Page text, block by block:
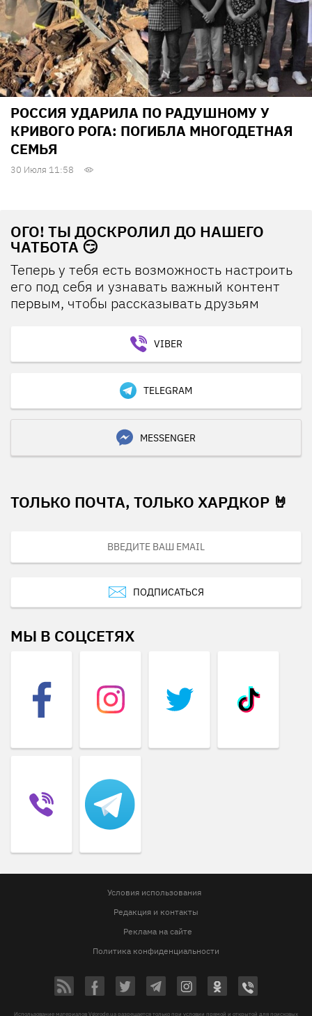
РОССИЯ УДАРИЛА ПО РАДУШНОМУ У
КРИВОГО РОГА: ПОГИБЛА МНОГОДЕТНАЯ
СЕМЬЯ
30 Июля 11:58
ОГО! ТЫ ДОСКРОЛИЛ ДО НАШЕГО
ЧАТБОТА 😏
Теперь у тебя есть возможность настроить
его под себя и узнавать важный контент
первым, чтобы рассказывать друзьям
VIBER
TELEGRAM
MESSENGER
ТОЛЬКО ПОЧТА, ТОЛЬКО ХАРДКОР 🤘
ПОДПИСАТЬСЯ
МЫ В СОЦСЕТЯХ
Условия использования
Редакция и контакты
Реклама на сайте
Политика конфиденциальности
Использование материалов Vgorode.ua разрешается только при условии прямой и открытой для поисковых